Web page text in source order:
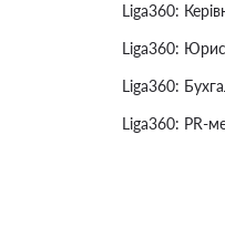
Liga360:
Liga360:
Liga360:
Liga360: PR-